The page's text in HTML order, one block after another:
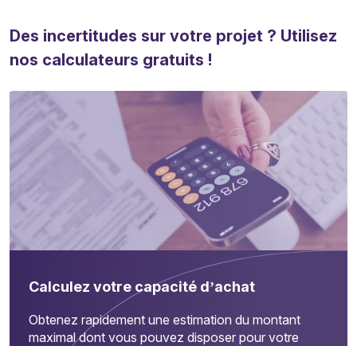
Des incertitudes sur votre projet ? Utilisez
nos calculateurs gratuits !
Calculez votre capacité d’achat
Obtenez rapidement une estimation du montant
maximal dont vous pouvez disposer pour votre